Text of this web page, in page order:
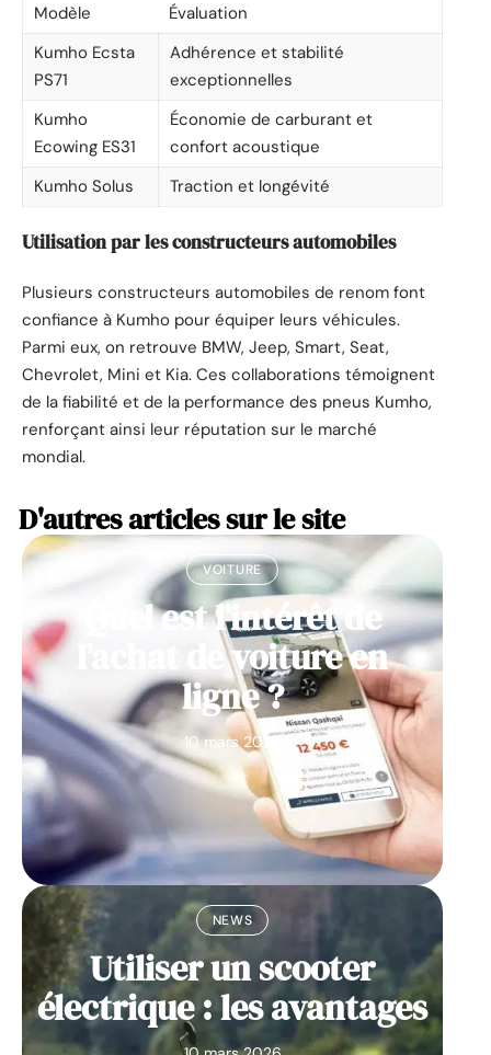
Modèle
Évaluation
Kumho Ecsta
PS71
Adhérence et stabilité
exceptionnelles
Kumho
Ecowing ES31
Économie de carburant et
confort acoustique
Kumho Solus
Traction et longévité
Utilisation par les constructeurs automobiles
Plusieurs constructeurs automobiles de renom font
confiance à Kumho pour équiper leurs véhicules.
Parmi eux, on retrouve BMW, Jeep, Smart, Seat,
Chevrolet, Mini et Kia. Ces collaborations témoignent
de la fiabilité et de la performance des pneus Kumho,
renforçant ainsi leur réputation sur le marché
mondial.
D'autres articles sur le site
VOITURE
Quel est l’intérêt de
l’achat de voiture en
ligne ?
10 mars 2026
NEWS
Utiliser un scooter
électrique : les avantages